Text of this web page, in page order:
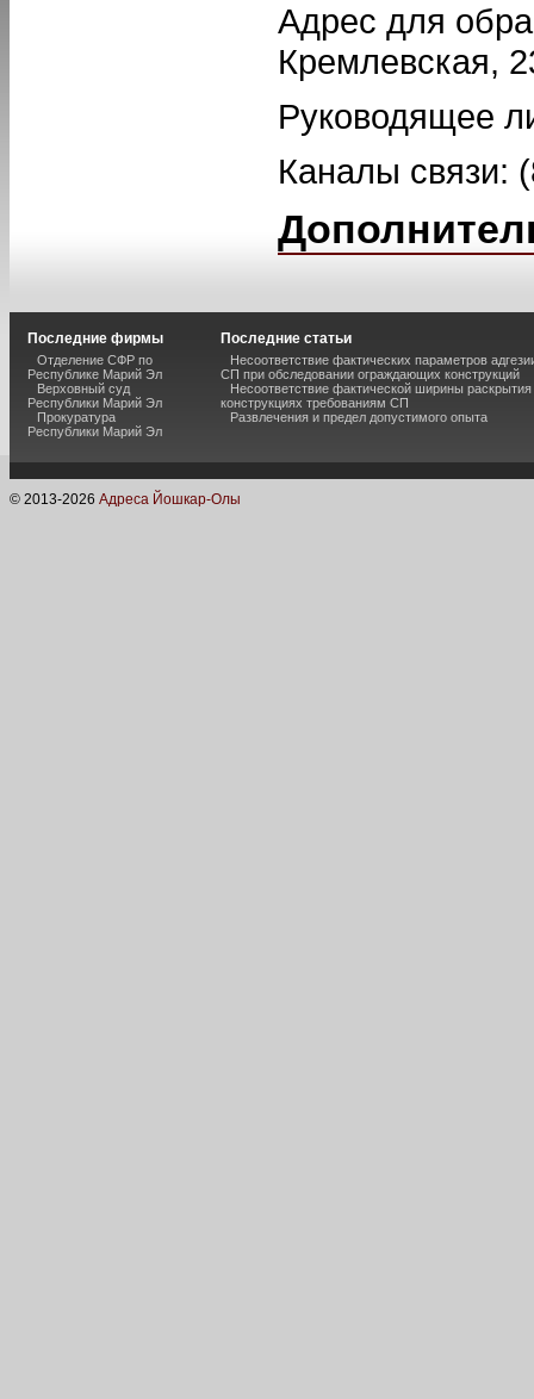
Адрес для
Кремлевская,
Руководящее
Каналы связи:
Последние фирмы
Отделение СФР по
Республике Марий Эл
Верховный суд
Республики Марий Эл
Прокуратура
Республики Марий Эл
Последние статьи
Несоответствие фактических параметров
СП при обследовании ограждающих конструкций
Несоответствие фактической ширины
конструкциях требованиям СП
Развлечения и предел допустимого опыта
© 2013-2026 Адреса Йошкар-Олы